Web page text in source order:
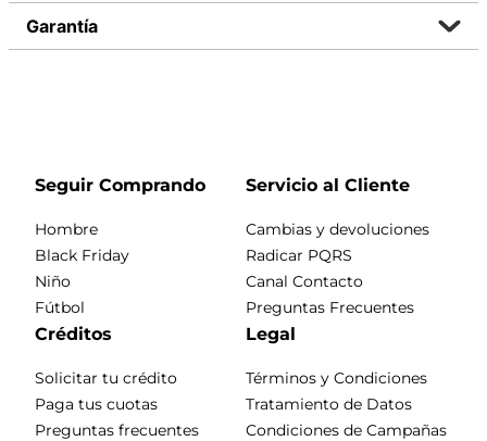
Garantía
Seguir Comprando
Hombre
Black Friday
Niño
Fútbol
Servicio al Cliente
Cambias y devoluciones
Radicar PQRS
Canal Contacto
Preguntas Frecuentes
Créditos
Solicitar tu crédito
Paga tus cuotas
Preguntas frecuentes
Legal
Términos y Condiciones
Tratamiento de Datos
Condiciones de Campañas